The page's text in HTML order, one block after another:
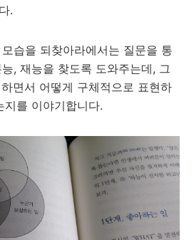
.
습을 되찾아라에서는 질문을 통
, 재능을 찾도록 도와주는데, 그
면서 어떻게 구체적으로 표현하
지를 이야기합니다.